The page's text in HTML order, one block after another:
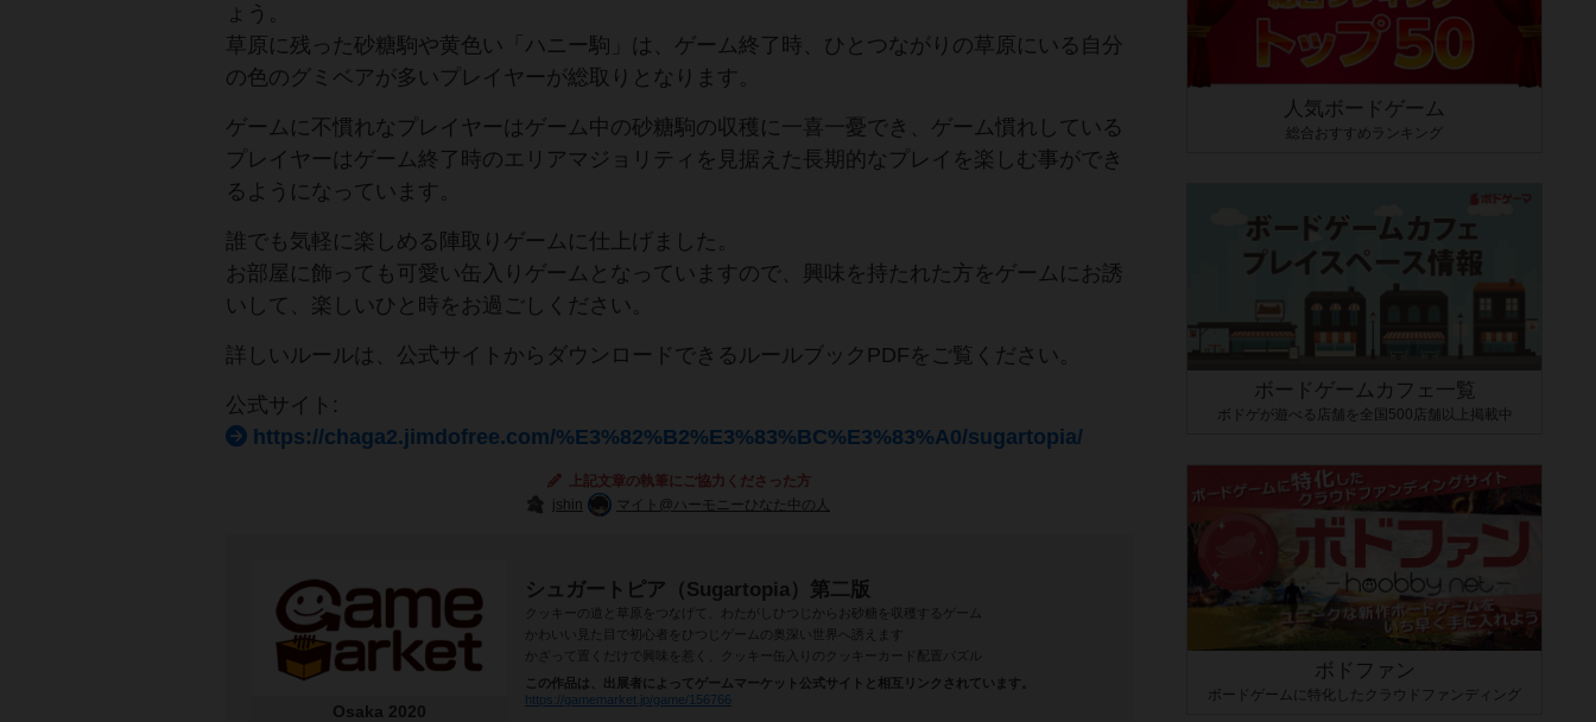
ょう。
草原に残った砂糖駒や黄色い「ハニー駒」は、ゲーム終了時、ひとつながりの草原にいる自分
の色のグミベアが多いプレイヤーが総取りとなります。
ゲームに不慣れなプレイヤーはゲーム中の砂糖駒の収穫に一喜一憂でき、ゲーム慣れしている
プレイヤーはゲーム終了時のエリアマジョリティを見据えた長期的なプレイを楽しむ事ができ
るようになっています。
誰でも気軽に楽しめる陣取りゲームに仕上げました。
お部屋に飾っても可愛い缶入りゲームとなっていますので、興味を持たれた方をゲームにお誘
いして、楽しいひと時をお過ごしください。
詳しいルールは、公式サイトからダウンロードできるルールブックPDFをご覧ください。
公式サイト:
https://chaga2.jimdofree.com/%E3%82%B2%E3%83%BC%E3%83%A0/sugartopia/
上記文章の執筆にご協力くださった方
jshin
マイト@ハーモニーひなた中の人
Osaka 2020
シュガートピア（Sugartopia）第二版
クッキーの道と草原をつなげて、わたがしひつじからお砂糖を収穫するゲーム
かわいい見た目で初心者をひつじゲームの奥深い世界へ誘えます
かざって置くだけで興味を惹く、クッキー缶入りのクッキーカード配置パズル
この作品は、出展者によってゲームマーケット公式サイトと相互リンクされています。
https://gamemarket.jp/game/156766
人気ボードゲーム
総合おすすめランキング
ボードゲームカフェ一覧
ボドゲが遊べる店舗を全国500店舗以上掲載中
ボドファン
ボードゲームに特化したクラウドファンディング